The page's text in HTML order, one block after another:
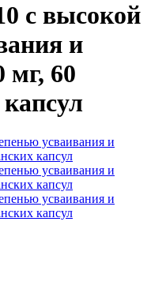
с высокой
и
мг, 60